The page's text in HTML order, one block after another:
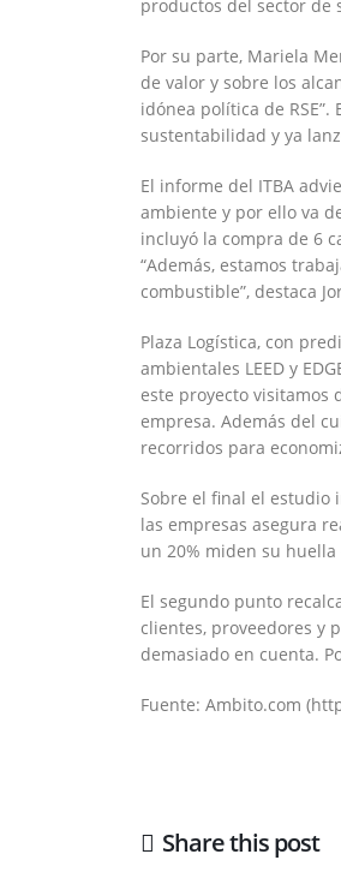
productos del sector de
Por su parte, Mariela
de valor y sobre los
idónea política de
sustentabilidad y ya
El informe del ITBA
ambiente y por ello va
incluyó la compra de 6
“Además, estamos
combustible”, destaca
Plaza Logística, con
ambientales LEED y
este proyecto visitamos
empresa. Además del
recorridos para
Sobre el final el estudio
las empresas asegura
un 20% miden su
El segundo punto
clientes, proveedores y
demasiado en cuenta.
Fuente: Ambito.com
Share this post